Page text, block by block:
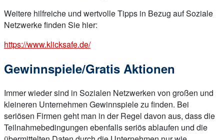
Weitere hilfreiche und wertvolle Tipps in Bezug auf Soziale
Netzwerke finden Sie hier:
https://www.klicksafe.de/
Gewinnspiele/Gratis Aktionen
Immer wieder sind in Sozialen Netzwerken von großen und
kleineren Unternehmen Gewinnspiele zu finden. Bei
seriösen Firmen geht man in der Regel davon aus, dass die
Teilnahmebedingungen ebenfalls seriös ablaufen und die